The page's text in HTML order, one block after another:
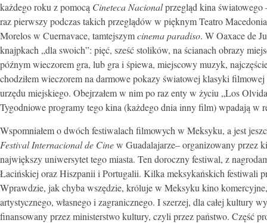
każdego roku z pomocą Cineteca Nacionalprzegląd kina
raz pierwszy podczas takich przeglądów w pięknym Teatro
Morelos w Cuernavace, tamtejszymcinema paradiso. W Oaxace de
knajpkach „dla swoich”: pięć, sześć stolików, na ścianach obrazy
późnym wieczorem gra, lub gra i śpiewa, miejscowy muzyk,
chodziłem wieczorem na darmowe pokazy światowej klasyki
urzędu miejskiego. Obejrzałem w nim po raz enty w życiu „Los
Tygodniowe programy tego kina (każdego dnia inny film) wpadają w
Wspomniałem o dwóch festiwalach filmowych w Meksyku, a jest
Festival Internacional de Cinew Guadalajarze– organizowany przez
największy uniwersytet tego miasta. Ten doroczny festiwal, z
Łacińskiej oraz Hiszpanii i Portugalii. Kilka meksykańskich festiwali
Wprawdzie, jak chyba wszędzie, króluje w Meksyku kino
artystycznego, własnego i zagranicznego. I szerzej, dla całej
finansowany przez ministerstwo kultury, czyli przez państwo. Część